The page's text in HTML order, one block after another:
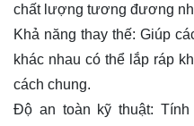
chất lượng tương đương
Khả năng thay thế: Giúp
khác nhau có thể lắp ráp
cách chung.
Độ an toàn kỹ thuật: